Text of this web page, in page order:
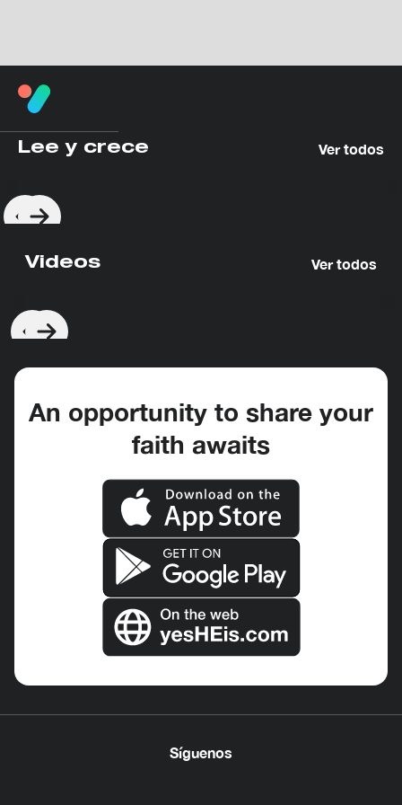
Lee y crece Ver todos
Videos Ver todos
An opportunity to share your
faith awaits
Síguenos